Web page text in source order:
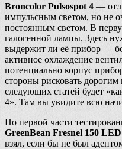
Broncolor Pulsospot 4 —
импульсным светом, но не
постоянным светом. В
галогенной лампы. Здесь
выдержит ли её прибор —
активное охлаждение
потенциально корпус
стороны рисковать
следующих статей будет
4». Там вы увидите всю
По первой части
GreenBean Fresnel 150 LED
взял, если бы не был